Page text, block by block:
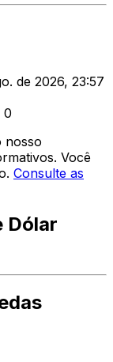
de 2026, 23:57
0
nosso
Você
Consulte as
Dólar